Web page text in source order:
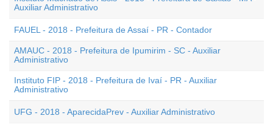
Auxiliar Administrativo
FAUEL - 2018 - Prefeitura de Assaí - PR - Contador
AMAUC - 2018 - Prefeitura de Ipumirim - SC - Auxiliar
Administrativo
Instituto FIP - 2018 - Prefeitura de Ivaí - PR - Auxiliar
Administrativo
UFG - 2018 - AparecidaPrev - Auxiliar Administrativo